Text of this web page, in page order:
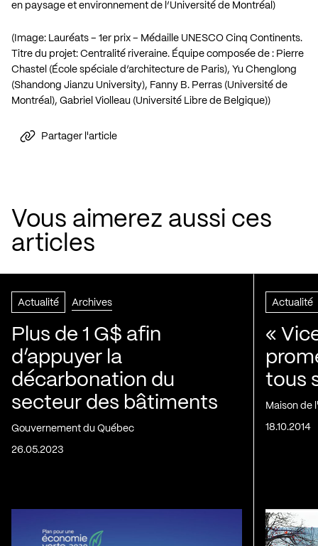
en paysage et environnement de l’Université de Montréal)
(Image: Lauréats – 1er prix – Médaille UNESCO Cinq Continents.
Titre du projet: Centralité riveraine. Équipe composée de : Pierre
Chastel (École spéciale d’architecture de Paris), Yu Chenglong
(Shandong Jianzu University), Fanny B. Perras (Université de
Montréal), Gabriel Violleau (Université Libre de Belgique))
Partager l'article
Vous aimerez aussi ces
articles
Actualité Archives
Plus de 1 G$ afin
d’appuyer la
décarbonation du
secteur des bâtiments
Gouvernement du Québec
26.05.2023
Actualité
«
tous
Maison de
18.10.2014